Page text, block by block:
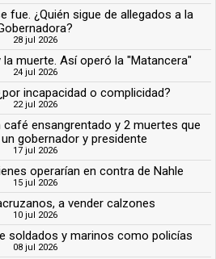
fue. ¿Quién sigue de allegados a la
28 jul 2026
la muerte. Así operó la "Matancera"
24 jul 2026
incapacidad o complicidad?
22 jul 2026
café ensangrentado y 2 muertes que
gobernador y presidente
17 jul 2026
operarían en contra de Nahle
15 jul 2026
a vender calzones
10 jul 2026
soldados y marinos como policías
08 jul 2026